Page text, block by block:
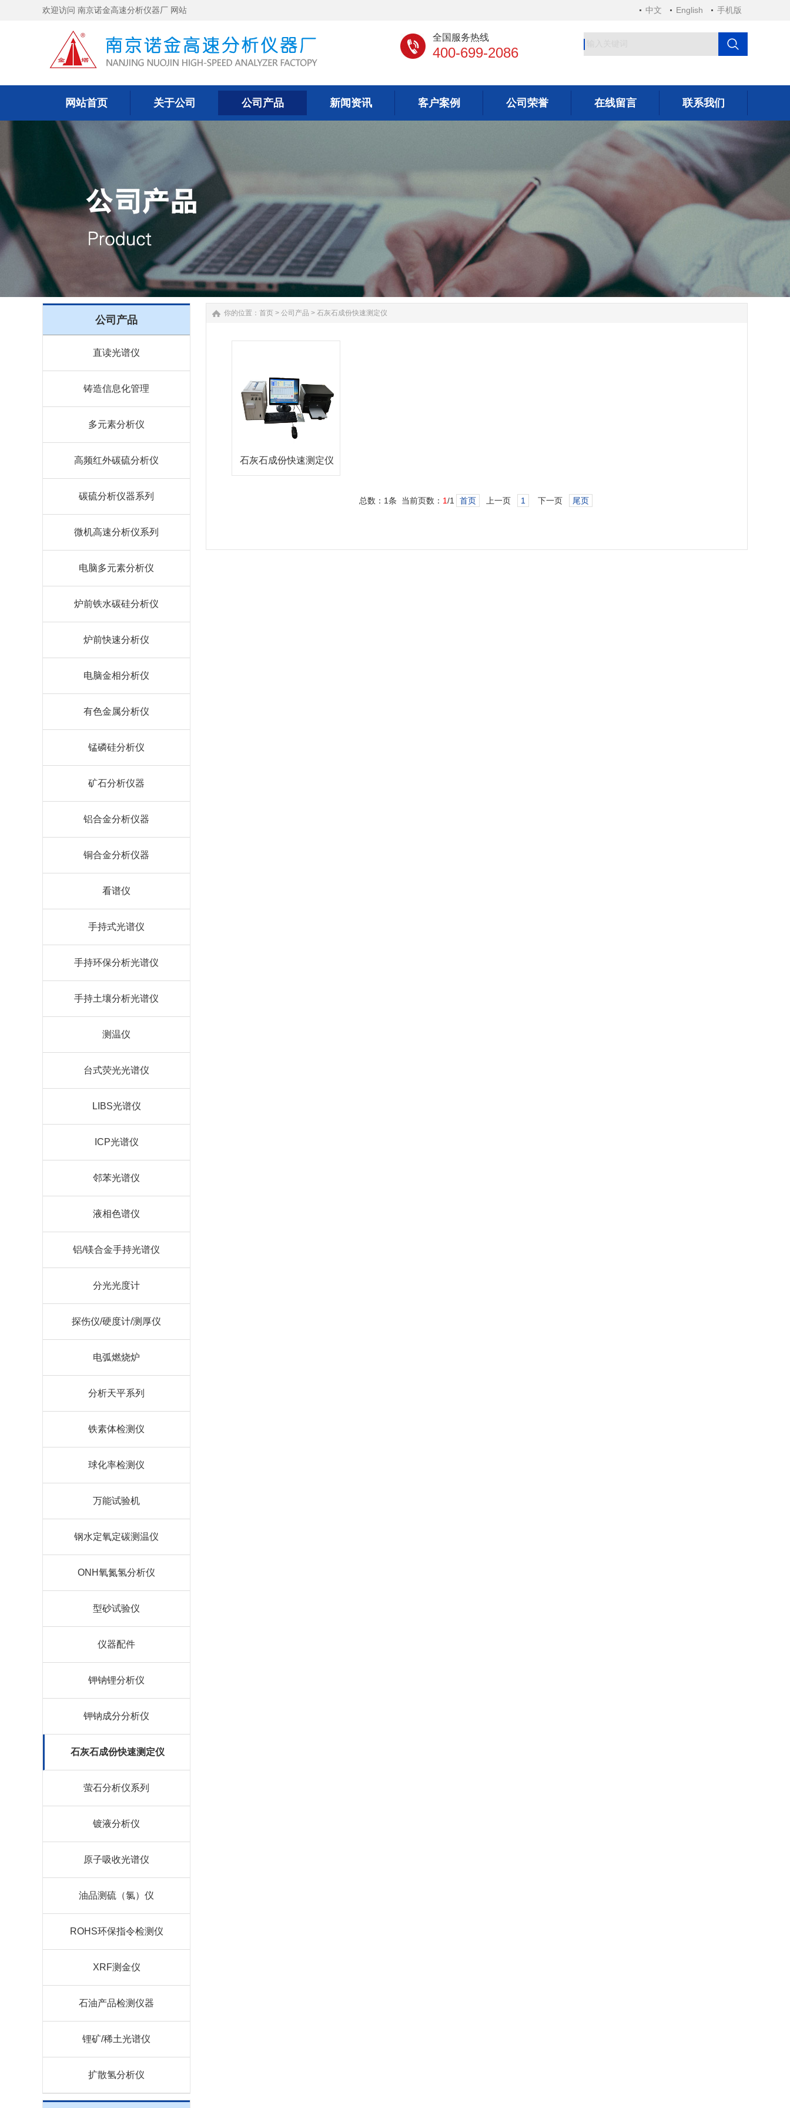
欢迎访问 南京诺金高速分析仪器厂 网站 中文 English 手机版
全国服务热线
400-699-2086
网站首页 关于公司 公司产品 新闻资讯 客户案例 公司荣誉 在线留言 联系我们
公司产品
直读光谱仪
铸造信息化管理
多元素分析仪
高频红外碳硫分析仪
碳硫分析仪器系列
微机高速分析仪系列
电脑多元素分析仪
炉前铁水碳硅分析仪
炉前快速分析仪
电脑金相分析仪
有色金属分析仪
锰磷硅分析仪
矿石分析仪器
铝合金分析仪器
铜合金分析仪器
看谱仪
手持式光谱仪
手持环保分析光谱仪
手持土壤分析光谱仪
测温仪
台式荧光光谱仪
LIBS光谱仪
ICP光谱仪
邻苯光谱仪
液相色谱仪
铝/镁合金手持光谱仪
分光光度计
探伤仪/硬度计/测厚仪
电弧燃烧炉
分析天平系列
铁素体检测仪
球化率检测仪
万能试验机
钢水定氧定碳测温仪
ONH氧氮氢分析仪
型砂试验仪
仪器配件
钾钠锂分析仪
钾钠成分分析仪
石灰石成份快速测定仪
萤石分析仪系列
镀液分析仪
原子吸收光谱仪
油品测硫（氯）仪
ROHS环保指令检测仪
XRF测金仪
石油产品检测仪器
锂矿/稀土光谱仪
扩散氢分析仪
你的位置： 首页 > 公司产品 > 石灰石成份快速测定仪
石灰石成份快速测定仪
总数：1条 当前页数： 1/1 首页 上一页 1 下一页 尾页